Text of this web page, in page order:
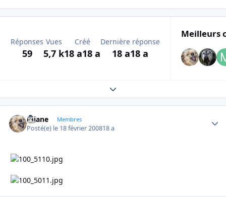
Réponses
59
Vues
5,7 k
Créé
18 a18 a
Dernière réponse
18 a18 a
Meilleurs
Expand topic overview
réjane Membres
Posté(e) le 18 février 200818 a